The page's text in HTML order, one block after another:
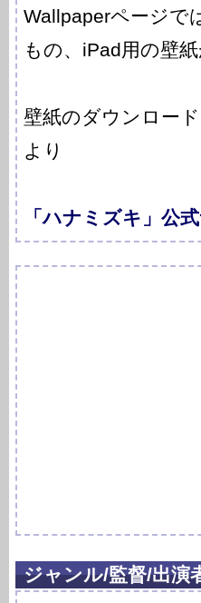
Wallpaperページで
もの、iPad用の壁
壁紙のダウンロー
より
「ハナミズキ」公
ジャンル/監督/出演